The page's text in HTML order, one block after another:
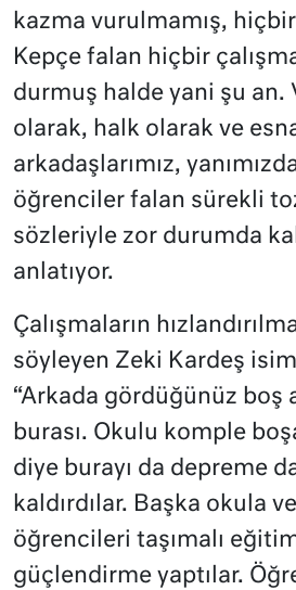
kazma vurulmamış, hiçbir
Kepçe falan hiçbir
durmuş halde yani şu an.
olarak, halk olarak ve
arkadaşlarımız,
öğrenciler falan sürekli
sözleriyle zor durumda
anlatıyor.
Çalışmaların
söyleyen Zeki Kardeş
“Arkada gördüğünüz boş
burası. Okulu komple
diye burayı da depreme
kaldırdılar. Başka okula
öğrencileri taşımalı
güçlendirme yaptılar.